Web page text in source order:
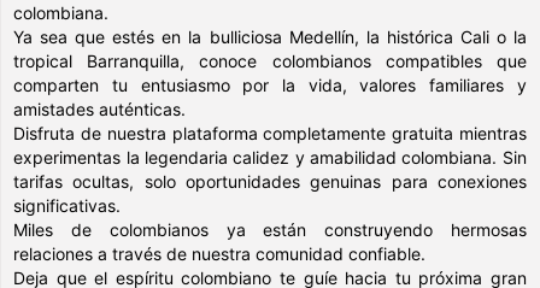
colombiana.
Ya sea que estés en la bulliciosa Medellín, la histórica Cali o la
tropical Barranquilla, conoce colombianos compatibles que
comparten tu entusiasmo por la vida, valores familiares y
amistades auténticas.
Disfruta de nuestra plataforma completamente gratuita mientras
experimentas la legendaria calidez y amabilidad colombiana. Sin
tarifas ocultas, solo oportunidades genuinas para conexiones
significativas.
Miles de colombianos ya están construyendo hermosas
relaciones a través de nuestra comunidad confiable.
Deja que el espíritu colombiano te guíe hacia tu próxima gran